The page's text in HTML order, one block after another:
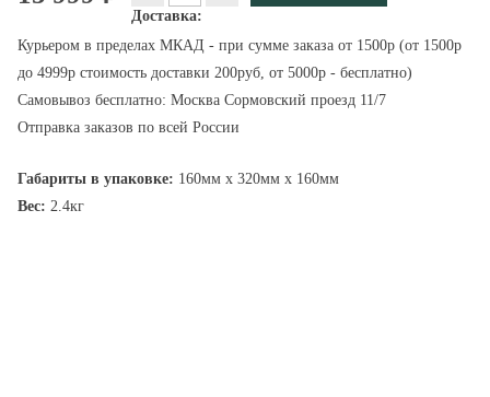
Доставка:
Курьером в пределах МКАД - при сумме заказа от 1500р (от 1500р
до 4999р стоимость доставки 200руб, от 5000р - бесплатно)
Самовывоз бесплатно: Москва Сормовский проезд 11/7
Отправка заказов по всей России
Габариты в упаковке: 160мм x 320мм x 160мм
Вес: 2.4кг